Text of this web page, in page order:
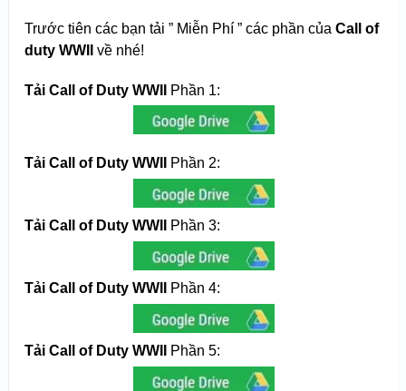
Trước tiên các bạn tải ” Miễn Phí ” các phần của Call of
duty WWII
về nhé!
Tải Call of Duty WWII Phần 1:
Tải Call of Duty WWII Phần 2:
Tải Call of Duty WWII Phần 3:
Tải Call of Duty WWII Phần 4:
Tải Call of Duty WWII Phần 5: